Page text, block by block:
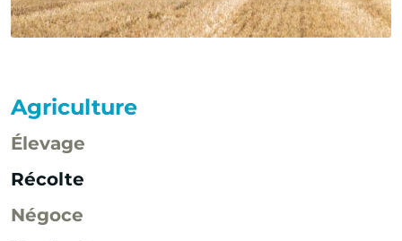
Agriculture
Élevage
Récolte
Négoce